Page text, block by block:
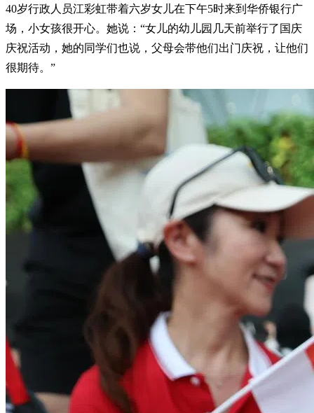
40岁行政人员江彩虹带着六岁女儿在下午5时来到华侨银行广
场，小女孩很开心。她说：“女儿的幼儿园几天前举行了国庆
庆祝活动，她的同学们也说，父母会带他们出门庆祝，让他们
很期待。”